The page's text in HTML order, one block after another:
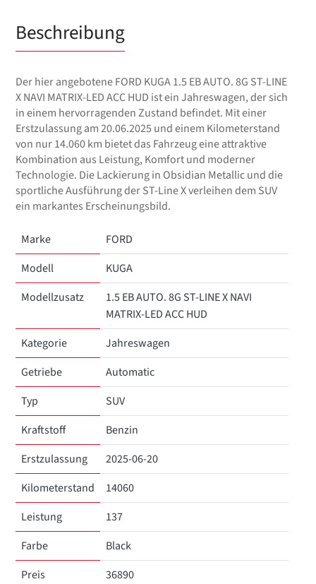
Beschreibung
Der hier angebotene FORD KUGA 1.5 EB AUTO. 8G ST-LINE
X NAVI MATRIX-LED ACC HUD ist ein Jahreswagen, der sich
in einem hervorragenden Zustand befindet. Mit einer
Erstzulassung am 20.06.2025 und einem Kilometerstand
von nur 14.060 km bietet das Fahrzeug eine attraktive
Kombination aus Leistung, Komfort und moderner
Technologie. Die Lackierung in Obsidian Metallic und die
sportliche Ausführung der ST-Line X verleihen dem SUV
ein markantes Erscheinungsbild.
Marke
FORD
Modell
KUGA
Modellzusatz
1.5 EB AUTO. 8G ST-LINE X NAVI
MATRIX-LED ACC HUD
Kategorie
Jahreswagen
Getriebe
Automatic
Typ
SUV
Kraftstoff
Benzin
Erstzulassung
2025-06-20
Kilometerstand
14060
Leistung
137
Farbe
Black
Preis
36890